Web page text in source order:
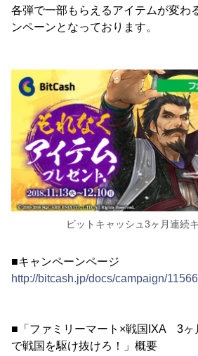
各弾で一部もらえるアイテムが変わ
ンペーンとなっております。
ビットキャッシュ3ヶ月連続
■キャンペーンページ
http://bitcash.jp/docs/campaign/
■「ファミリーマート×戦国IXA 3ヶ
で戦国を駆け抜けろ！」概要